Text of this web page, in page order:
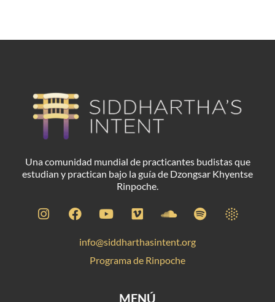
Una comunidad mundial de practicantes budistas que
estudian y practican bajo la guía de Dzongsar Khyentse
Rinpoche.
info@siddharthasintent.org
Programa de Rinpoche
MENÚ